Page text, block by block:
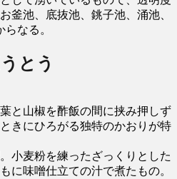
釜池、底抜池、銚子池、涌池、
なる。
とう
と山椒を酢飯の間に挟み押しず
きにひろがる独特のかおりが特
小麦粉を練ったざっくりとした
に味噌仕立ての汁で煮たもの。